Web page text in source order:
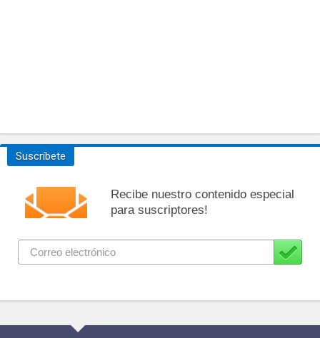
Suscríbete
Recibe nuestro contenido especial
para suscriptores!